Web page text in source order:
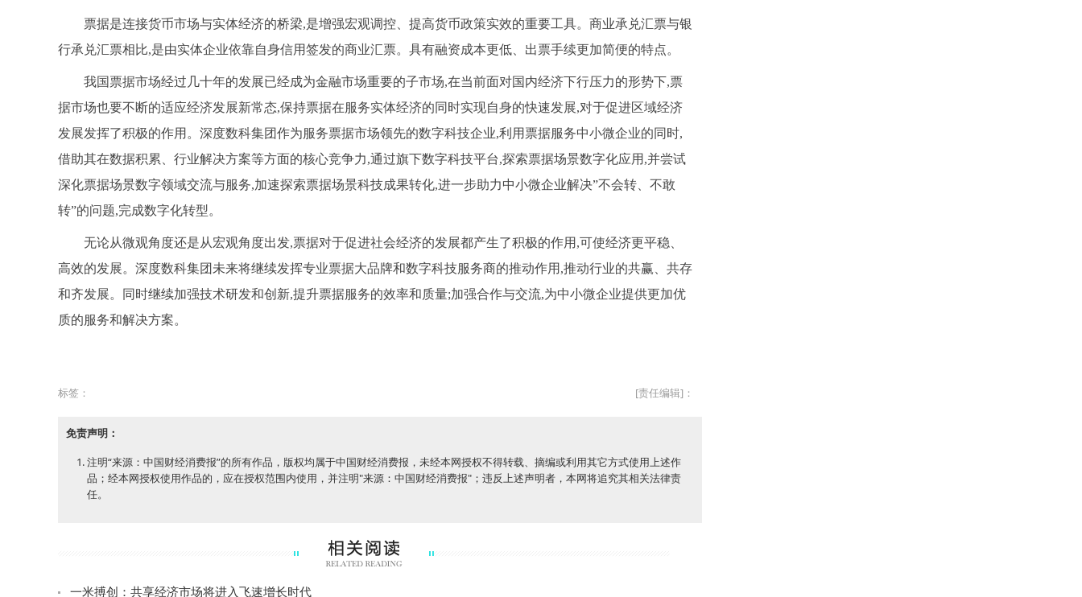
票据是连接货币市场与实体经济的桥梁,是增强宏观调控、提高货币政策实效的重要工具。商业承兑汇票与银
行承兑汇票相比,是由实体企业依靠自身信用签发的商业汇票。具有融资成本更低、出票手续更加简便的特点。
我国票据市场经过几十年的发展已经成为金融市场重要的子市场,在当前面对国内经济下行压力的形势下,票
据市场也要不断的适应经济发展新常态,保持票据在服务实体经济的同时实现自身的快速发展,对于促进区域经济
发展发挥了积极的作用。深度数科集团作为服务票据市场领先的数字科技企业,利用票据服务中小微企业的同时,
借助其在数据积累、行业解决方案等方面的核心竞争力,通过旗下数字科技平台,探索票据场景数字化应用,并尝试
深化票据场景数字领域交流与服务,加速探索票据场景科技成果转化,进一步助力中小微企业解决”不会转、不敢
转”的问题,完成数字化转型。
无论从微观角度还是从宏观角度出发,票据对于促进社会经济的发展都产生了积极的作用,可使经济更平稳、
高效的发展。深度数科集团未来将继续发挥专业票据大品牌和数字科技服务商的推动作用,推动行业的共赢、共存
和齐发展。同时继续加强技术研发和创新,提升票据服务的效率和质量;加强合作与交流,为中小微企业提供更加优
质的服务和解决方案。
标签： [责任编辑]：
免责声明：
注明“来源：中国财经消费报”的所有作品，版权均属于中国财经消费报，未经本网授权不得转载、摘编或利用其它方式使用上述作
品；经本网授权使用作品的，应在授权范围内使用，并注明"来源：中国财经消费报"；违反上述声明者，本网将追究其相关法律责
任。
一米搏创：共享经济市场将进入飞速增长时代